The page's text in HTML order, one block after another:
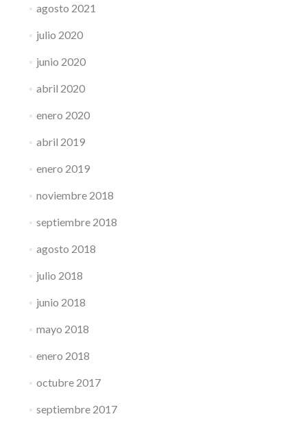
agosto 2021
julio 2020
junio 2020
abril 2020
enero 2020
abril 2019
enero 2019
noviembre 2018
septiembre 2018
agosto 2018
julio 2018
junio 2018
mayo 2018
enero 2018
octubre 2017
septiembre 2017